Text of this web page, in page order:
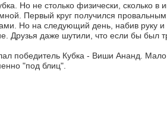
Но не столько физически, сколько в
Первый круг получился
Но на следующий день, набив руку
Друзья даже шутили, что если бы был
победитель Кубка - Виши Ананд. Мало
"под блиц".